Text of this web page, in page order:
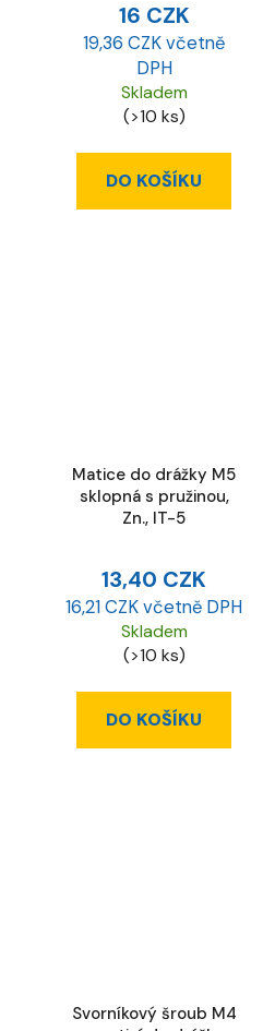
16 CZK
19,36 CZK včetně
DPH
Skladem
(>10 ks)
DO KOŠÍKU
Matice do drážky M5
sklopná s pružinou,
Zn., IT-5
13,40 CZK
16,21 CZK včetně DPH
Skladem
(>10 ks)
DO KOŠÍKU
Svorníkový šroub M4